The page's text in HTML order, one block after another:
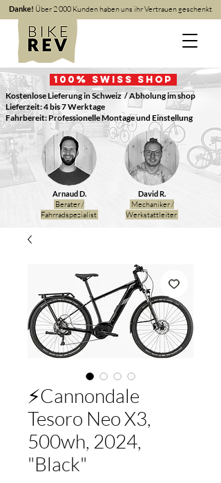
Danke! Über 2 000 Kunden haben uns ihr Vertrauen geschenkt
100 % Swiss Shop
Kostenlose Lieferung in Schweiz / Abholung im shop
Lieferzeit: 4 bis 7 Werktage
Fahrbereit: Professionelle Montage und Einstellung
Arnaud D.
Berater /
Fahrradspezialist
David R.
Mechaniker /
Werkstattleiter
⚡Cannondale
Tesoro Neo X3,
500wh, 2024,
"Black"